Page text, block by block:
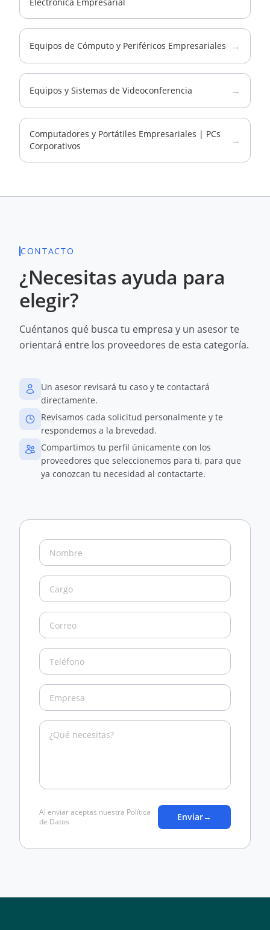
Equipos de Cómputo y Periféricos Empresariales →
Equipos y Sistemas de Videoconferencia →
Computadores y Portátiles Empresariales | PCs
Corporativos
→
CONTACTO
¿Necesitas ayuda para
elegir?
Cuéntanos qué busca tu empresa y un asesor te
orientará entre los proveedores de esta categoría.
Un asesor revisará tu caso y te contactará
directamente.
Revisamos cada solicitud personalmente y te
respondemos a la brevedad.
Compartimos tu perfil únicamente con los
proveedores que seleccionemos para ti, para que
ya conozcan tu necesidad al contactarte.
Al enviar aceptas nuestra Política
de Datos
Enviar→